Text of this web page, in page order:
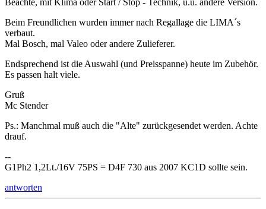
Beim Freundlichen wurden immer nach Regallage die LIMA´s
verbaut.
Mal Bosch, mal Valeo oder andere Zulieferer.
Endsprechend ist die Auswahl (und Preisspanne) heute im Zubehör.
Es passen halt viele.
Gruß
Mc Stender
Ps.: Manchmal muß auch die "Alte" zurückgesendet werden. Achte
drauf.
--
G1Ph2 1,2Lt./16V 75PS = D4F 730 aus 2007 KC1D sollte sein.
antworten